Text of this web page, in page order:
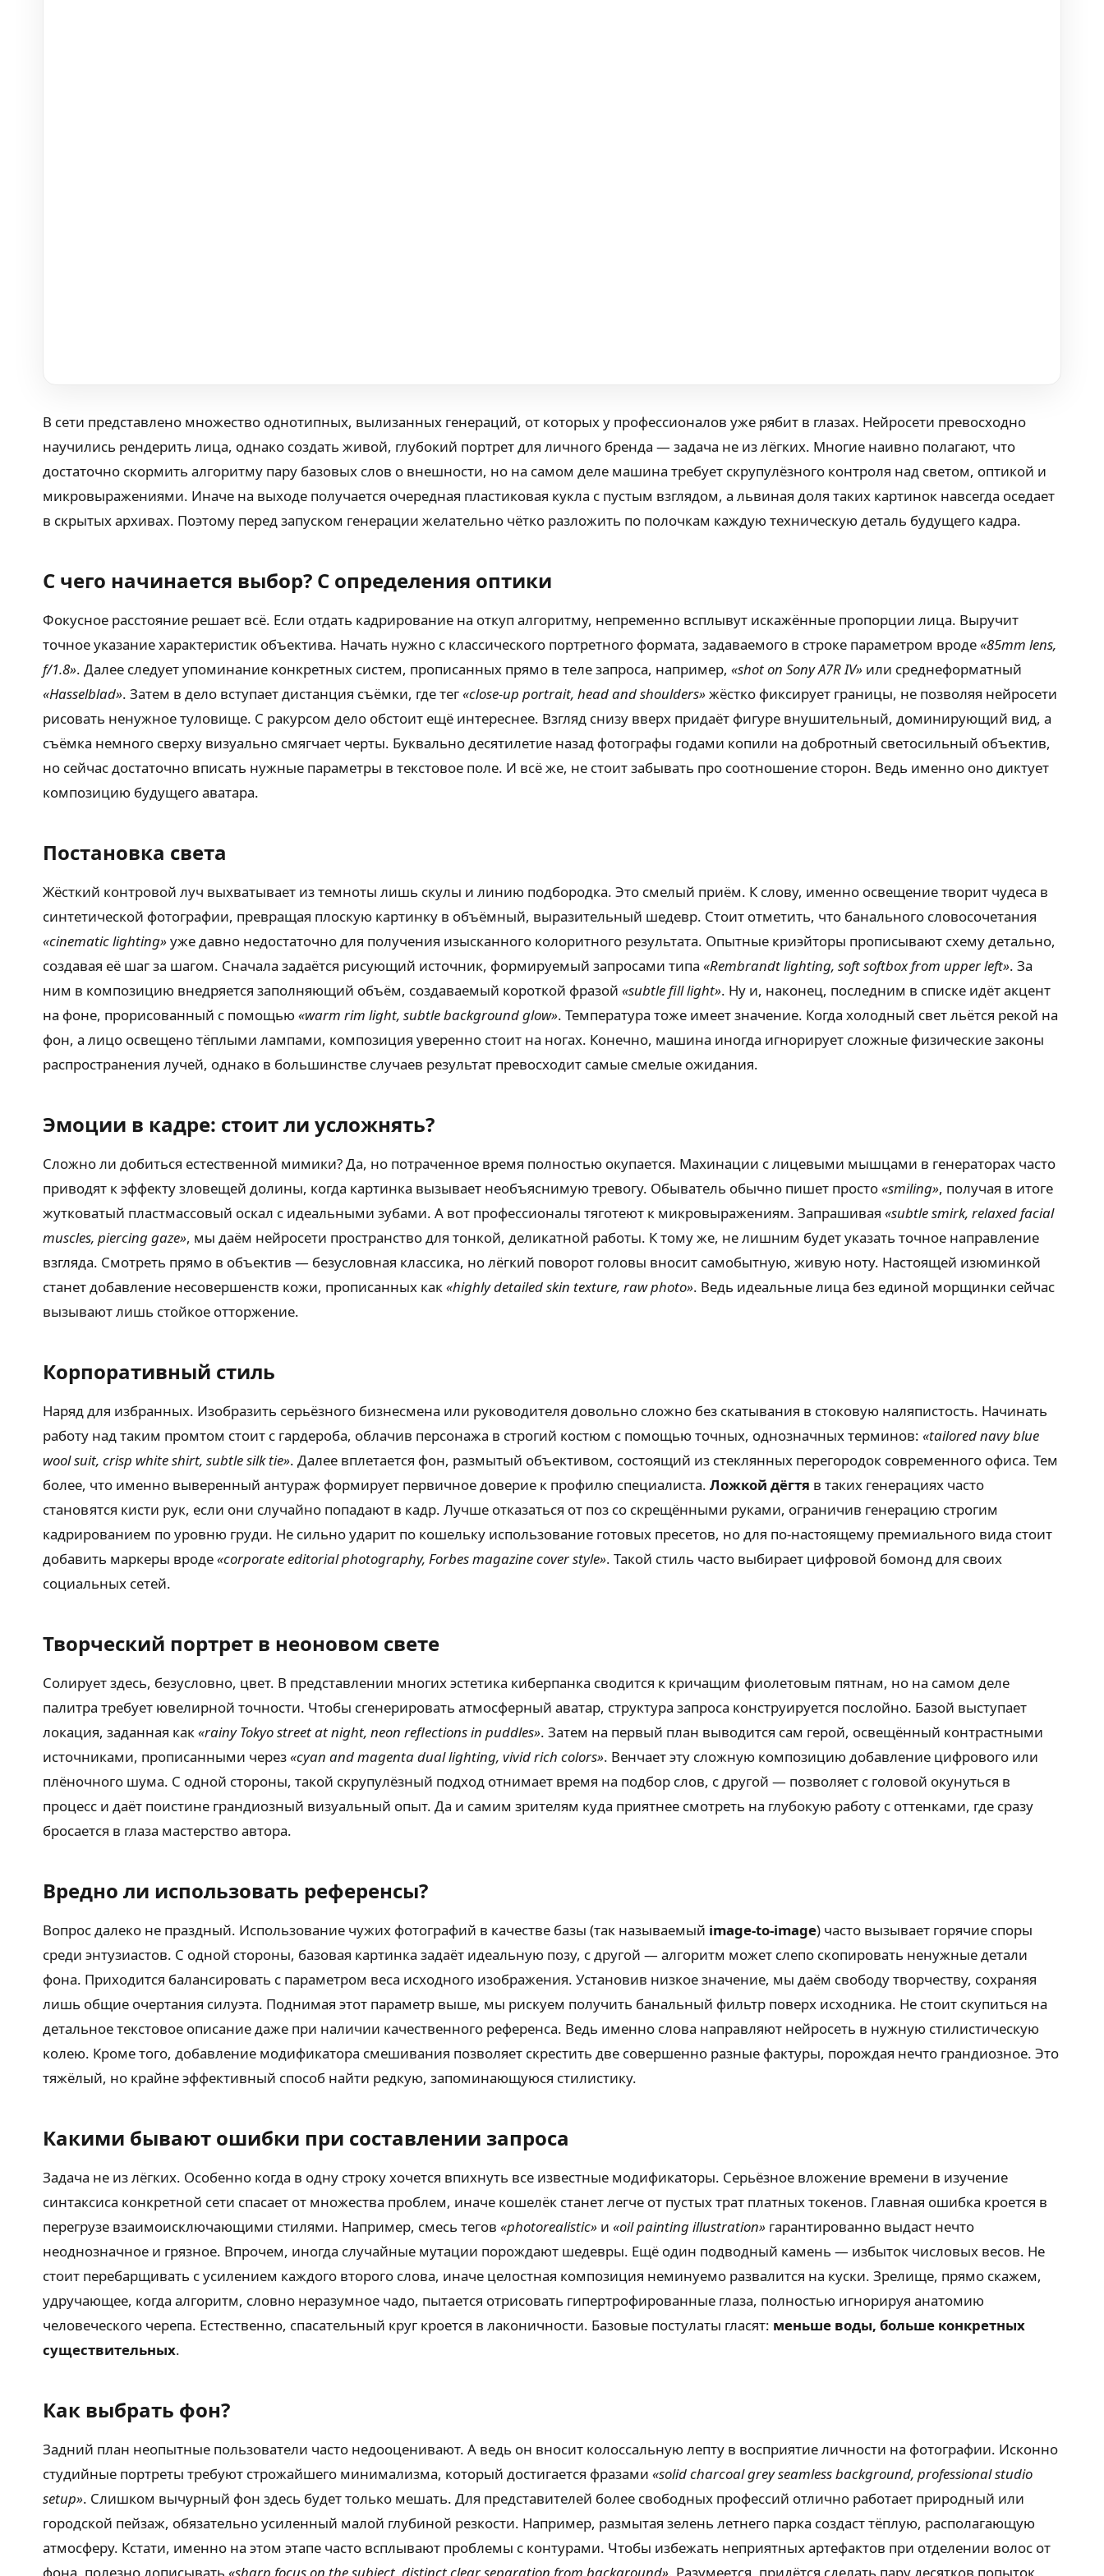
В сети представлено множество однотипных, вылизанных генераций, от которых у профессионалов уже рябит в глазах. Нейросети превосходно
научились рендерить лица, однако создать живой, глубокий портрет для личного бренда — задача не из лёгких. Многие наивно полагают, что
достаточно скормить алгоритму пару базовых слов о внешности, но на самом деле машина требует скрупулёзного контроля над светом, оптикой и
микровыражениями. Иначе на выходе получается очередная пластиковая кукла с пустым взглядом, а львиная доля таких картинок навсегда оседает
в скрытых архивах. Поэтому перед запуском генерации желательно чётко разложить по полочкам каждую техническую деталь будущего кадра.
С чего начинается выбор? С определения оптики
Фокусное расстояние решает всё. Если отдать кадрирование на откуп алгоритму, непременно всплывут искажённые пропорции лица. Выручит
точное указание характеристик объектива. Начать нужно с классического портретного формата, задаваемого в строке параметром вроде«85mm lens,
f/1.8». Далее следует упоминание конкретных систем, прописанных прямо в теле запроса, например, «shot on Sony A7R IV» или среднеформатный
«Hasselblad». Затем в дело вступает дистанция съёмки, где тег«close-up portrait, head and shoulders»жёстко фиксирует границы, не позволяя нейросети
рисовать ненужное туловище. С ракурсом дело обстоит ещё интереснее. Взгляд снизу вверх придаёт фигуре внушительный, доминирующий вид, а
съёмка немного сверху визуально смягчает черты. Буквально десятилетие назад фотографы годами копили на добротный светосильный объектив,
но сейчас достаточно вписать нужные параметры в текстовое поле. И всё же, не стоит забывать про соотношение сторон. Ведь именно оно диктует
композицию будущего аватара.
Постановка света
Жёсткий контровой луч выхватывает из темноты лишь скулы и линию подбородка. Это смелый приём. К слову, именно освещение творит чудеса в
синтетической фотографии, превращая плоскую картинку в объёмный, выразительный шедевр. Стоит отметить, что банального словосочетания
«cinematic lighting»уже давно недостаточно для получения изысканного колоритного результата. Опытные криэйторы прописывают схему детально,
создавая её шаг за шагом. Сначала задаётся рисующий источник, формируемый запросами типа «Rembrandt lighting, soft softbox from upper left». За
ним в композицию внедряется заполняющий объём, создаваемый короткой фразой «subtle fill light». Ну и, наконец, последним в списке идёт акцент
на фоне, прорисованный с помощью «warm rim light, subtle background glow». Температура тоже имеет значение. Когда холодный свет льётся рекой на
фон, а лицо освещено тёплыми лампами, композиция уверенно стоит на ногах. Конечно, машина иногда игнорирует сложные физические законы
распространения лучей, однако в большинстве случаев результат превосходит самые смелые ожидания.
Эмоции в кадре: стоит ли усложнять?
Сложно ли добиться естественной мимики? Да, но потраченное время полностью окупается. Махинации с лицевыми мышцами в генераторах часто
приводят к эффекту зловещей долины, когда картинка вызывает необъяснимую тревогу. Обыватель обычно пишет просто«smiling», получая в итоге
жутковатый пластмассовый оскал с идеальными зубами. А вот профессионалы тяготеют к микровыражениям. Запрашивая «subtle smirk, relaxed facial
muscles, piercing gaze», мы даём нейросети пространство для тонкой, деликатной работы. К тому же, не лишним будет указать точное направление
взгляда. Смотреть прямо в объектив — безусловная классика, но лёгкий поворот головы вносит самобытную, живую ноту. Настоящей изюминкой
станет добавление несовершенств кожи, прописанных как«highly detailed skin texture, raw photo». Ведь идеальные лица без единой морщинки сейчас
вызывают лишь стойкое отторжение.
Корпоративный стиль
Наряд для избранных. Изобразить серьёзного бизнесмена или руководителя довольно сложно без скатывания в стоковую наляпистость. Начинать
работу над таким промтом стоит с гардероба, облачив персонажа в строгий костюм с помощью точных, однозначных терминов: «tailored navy blue
wool suit, crisp white shirt, subtle silk tie». Далее вплетается фон, размытый объективом, состоящий из стеклянных перегородок современного офиса. Тем
более, что именно выверенный антураж формирует первичное доверие к профилю специалиста. Ложкой дёгтя в таких генерациях часто
становятся кисти рук, если они случайно попадают в кадр. Лучше отказаться от поз со скрещёнными руками, ограничив генерацию строгим
кадрированием по уровню груди. Не сильно ударит по кошельку использование готовых пресетов, но для по-настоящему премиального вида стоит
добавить маркеры вроде«corporate editorial photography, Forbes magazine cover style». Такой стиль часто выбирает цифровой бомонд для своих
социальных сетей.
Творческий портрет в неоновом свете
Солирует здесь, безусловно, цвет. В представлении многих эстетика киберпанка сводится к кричащим фиолетовым пятнам, но на самом деле
палитра требует ювелирной точности. Чтобы сгенерировать атмосферный аватар, структура запроса конструируется послойно. Базой выступает
локация, заданная как«rainy Tokyo street at night, neon reflections in puddles». Затем на первый план выводится сам герой, освещённый контрастными
источниками, прописанными через«cyan and magenta dual lighting, vivid rich colors». Венчает эту сложную композицию добавление цифрового или
плёночного шума. С одной стороны, такой скрупулёзный подход отнимает время на подбор слов, с другой — позволяет с головой окунуться в
процесс и даёт поистине грандиозный визуальный опыт. Да и самим зрителям куда приятнее смотреть на глубокую работу с оттенками, где сразу
бросается в глаза мастерство автора.
Вредно ли использовать референсы?
Вопрос далеко не праздный. Использование чужих фотографий в качестве базы (так называемый image-to-image) часто вызывает горячие споры
среди энтузиастов. С одной стороны, базовая картинка задаёт идеальную позу, с другой — алгоритм может слепо скопировать ненужные детали
фона. Приходится балансировать с параметром веса исходного изображения. Установив низкое значение, мы даём свободу творчеству, сохраняя
лишь общие очертания силуэта. Поднимая этот параметр выше, мы рискуем получить банальный фильтр поверх исходника. Не стоит скупиться на
детальное текстовое описание даже при наличии качественного референса. Ведь именно слова направляют нейросеть в нужную стилистическую
колею. Кроме того, добавление модификатора смешивания позволяет скрестить две совершенно разные фактуры, порождая нечто грандиозное. Это
тяжёлый, но крайне эффективный способ найти редкую, запоминающуюся стилистику.
Какими бывают ошибки при составлении запроса
Задача не из лёгких. Особенно когда в одну строку хочется впихнуть все известные модификаторы. Серьёзное вложение времени в изучение
синтаксиса конкретной сети спасает от множества проблем, иначе кошелёк станет легче от пустых трат платных токенов. Главная ошибка кроется в
перегрузе взаимоисключающими стилями. Например, смесь тегов «photorealistic» и «oil painting illustration» гарантированно выдаст нечто
неоднозначное и грязное. Впрочем, иногда случайные мутации порождают шедевры. Ещё один подводный камень — избыток числовых весов. Не
стоит перебарщивать с усилением каждого второго слова, иначе целостная композиция неминуемо развалится на куски. Зрелище, прямо скажем,
удручающее, когда алгоритм, словно неразумное чадо, пытается отрисовать гипертрофированные глаза, полностью игнорируя анатомию
человеческого черепа. Естественно, спасательный круг кроется в лаконичности. Базовые постулаты гласят: меньше воды, больше конкретных
существительных.
Как выбрать фон?
Задний план неопытные пользователи часто недооценивают. А ведь он вносит колоссальную лепту в восприятие личности на фотографии. Исконно
студийные портреты требуют строжайшего минимализма, который достигается фразами «solid charcoal grey seamless background, professional studio
setup». Слишком вычурный фон здесь будет только мешать. Для представителей более свободных профессий отлично работает природный или
городской пейзаж, обязательно усиленный малой глубиной резкости. Например, размытая зелень летнего парка создаст тёплую, располагающую
атмосферу. Кстати, именно на этом этапе часто всплывают проблемы с контурами. Чтобы избежать неприятных артефактов при отделении волос от